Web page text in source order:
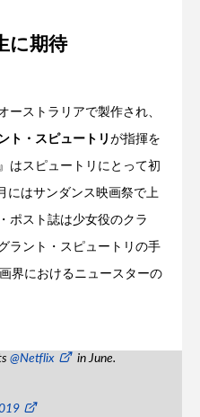
に期待
ーストラリアで製作され、
ト・スピュートリ が指揮を
はスピュートリにとって初
にはサンダンス映画祭で上
ポスト誌は少女役のクラ
ラント・スピュートリの手
界におけるニュースターの
@Netflix
in June.